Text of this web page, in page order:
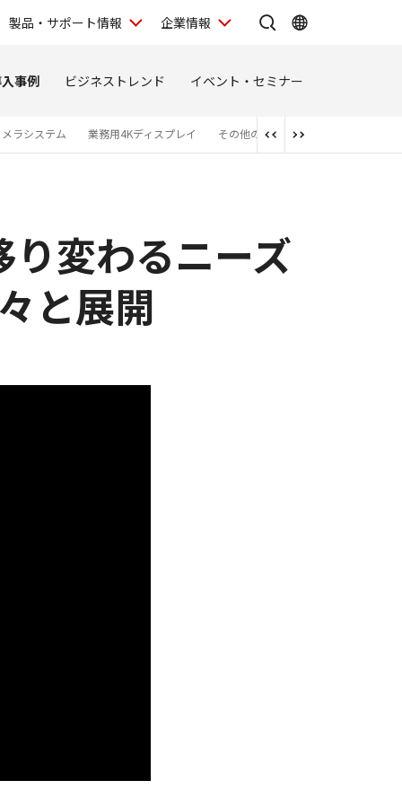
製品・サポート情報 企業情報
事例 ビジネストレンド イベント・セミナー
ラシステム 業務用4Kディスプレイ その他のソリューション
変わるニーズ
と展開